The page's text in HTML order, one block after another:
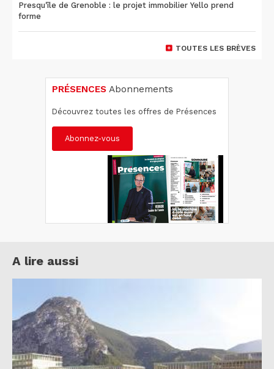
Presqu'île de Grenoble : le projet immobilier Yello prend
forme
TOUTES LES BRÈVES
PRÉSENCES Abonnements
Découvrez toutes les offres de Présences
Abonnez-vous
A lire aussi